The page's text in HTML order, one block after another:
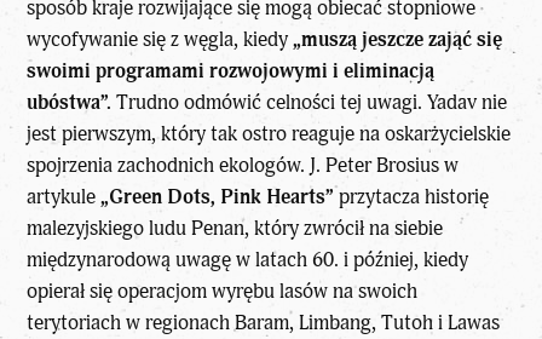
sposób kraje rozwijające się mogą obiecać stopniowe
wycofywanie się z węgla, kiedy„muszą jeszcze zająć się
swoimi programami rozwojowymi i eliminacją
ubóstwa”. Trudno odmówić celności tej uwagi. Yadav nie
jest pierwszym, który tak ostro reaguje na oskarżycielskie
spojrzenia zachodnich ekologów. J. Peter Brosius w
artykule„Green Dots, Pink Hearts”przytacza historię
malezyjskiego ludu Penan, który zwrócił na siebie
międzynarodową uwagę w latach 60. i później, kiedy
opierał się operacjom wyrębu lasów na swoich
terytoriach w regionach Baram, Limbang, Tutoh i Lawas